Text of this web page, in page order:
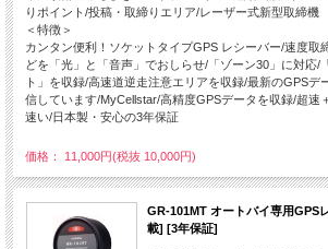
りポイント/投稿・取締りエリア/レーザー式新型取締機
＜特徴＞
カンタン便利！ソケットタイプGPS レシーバー/速度取
どを「光」と「音声」でおしらせ/「ゾーン30」に対応/
ト」を収録/高速道逆走注意エリアを収録/最新のGPSデ
信しています/MyCellstar/高精度GPSデータを収録/超速
速い/日本製・安心の3年保証
価格： 11,000円(税抜 10,000円)
GR-101MT オートバイ専用
載] [3年保証]